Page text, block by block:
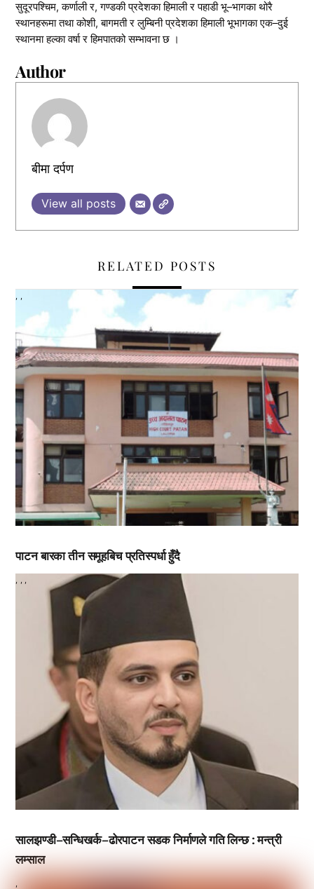
सुदूरपश्चिम, कर्णाली र, गण्डकी प्रदेशका हिमाली र पहाडी भू–भागका थोरै
स्थानहरूमा तथा कोशी, बागमती र लुम्बिनी प्रदेशका हिमाली भूभागका एक–दुई
स्थानमा हल्का वर्षा र हिमपातको सम्भावना छ ।
Author
बीमा दर्पण
View all posts
RELATED POSTS
पाटन बारका तीन समूहबिच प्रतिस्पर्धा हुँदै
सालझण्डी–सन्धिखर्क–ढोरपाटन सडक निर्माणले गति लिन्छ : मन्त्री
लम्साल
,